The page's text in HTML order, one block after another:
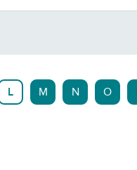
L M N O